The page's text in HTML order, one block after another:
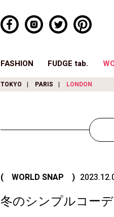
FASHION FUDGE tab.
TOKYO PARIS LONDON
( WORLD SNAP )
冬のシンプルコー